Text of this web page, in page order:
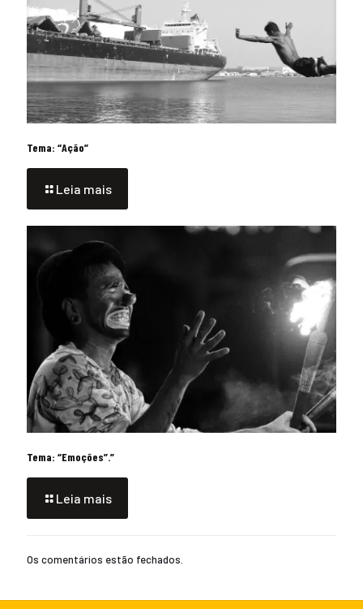
Tema: “Ação”
Leia mais
Tema: “Emoções”.”
Leia mais
Os comentários estão fechados.